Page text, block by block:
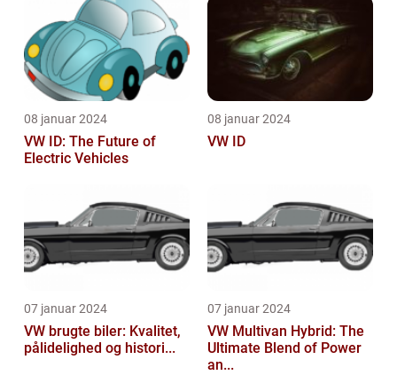
08 januar 2024
VW ID: The Future of
Electric Vehicles
08 januar 2024
VW ID
07 januar 2024
VW brugte biler: Kvalitet,
pålidelighed og histori...
07 januar 2024
VW Multivan Hybrid: The
Ultimate Blend of Power
an...